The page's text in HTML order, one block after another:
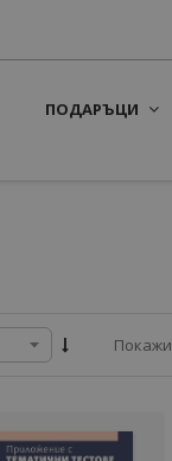
ПОДАРЪЦИ
Покажи